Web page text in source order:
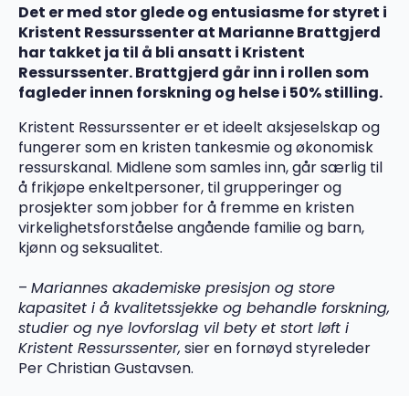
Det er med stor glede og entusiasme for styret i
Kristent Ressurssenter at Marianne Brattgjerd
har takket ja til å bli ansatt i Kristent
Ressurssenter. Brattgjerd går inn i rollen som
fagleder innen forskning og helse i 50% stilling.
Kristent Ressurssenter er et ideelt aksjeselskap og
fungerer som en kristen tankesmie og økonomisk
ressurskanal. Midlene som samles inn, går særlig til
å frikjøpe enkeltpersoner, til grupperinger og
prosjekter som jobber for å fremme en kristen
virkelighetsforståelse angående familie og barn,
kjønn og seksualitet.
– Mariannes akademiske presisjon og store
kapasitet i å kvalitetssjekke og behandle forskning,
studier og nye lovforslag vil bety et stort løft i
Kristent Ressurssenter, sier en fornøyd styreleder
Per Christian Gustavsen.